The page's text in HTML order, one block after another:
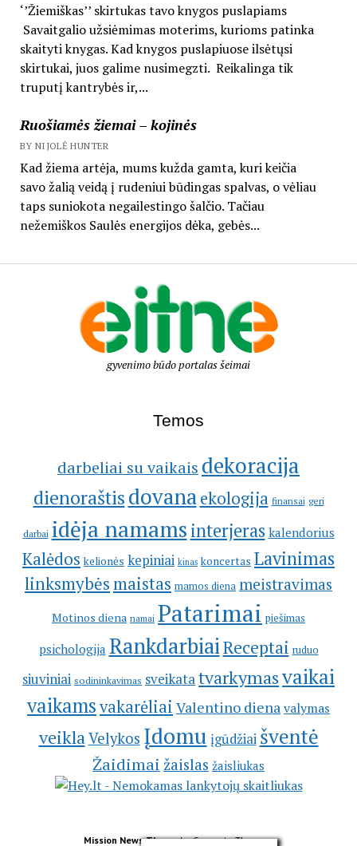
‘’Žiemiškas’’ skirtukas tavo knygos puslapiams
Savaitgalio užsiėmimas moterims, kurioms patinka
skaityti knygas. Kad knygos puslapiuose ilsėtųsi
skirtukai, juos galime nusimegzti. Reikalinga tik
truputį kantrybės ir,...
Ruošiamės žiemai – kojinės
BY NIJOLĖ HUNTER
Kad žiema artėja, mums kužda gamta, kuri keičia
savo žalią veidą į rudeniui būdingas spalvas, o vėliau
taps suniokota negailestingo šalčio. Tačiau
nežemiškos Saulės energijos dėka, gebės...
gyvenimo būdo portalas šeimai
Temos
darbeliai su vaikais dekoracija
dienoraštisdovana ekologija finansai geri
darbai idėja namams interjeras kalendorius
Kalėdos kelionės kepiniai kinas koncertas Lavinimas
linksmybėsmaistas mamos diena meistravimas
Motinos diena namai Patarimai piešimas
psichologija RankdarbiaiReceptai ruduo
siuviniai sodininkavimas sveikatatvarkymasvaikai
vaikamsvakarėliai Valentino diena valymas
veikla Velykos Įdomu įgūdžiai šventė
Žaidimai žaislas žaisliukas
Mission News Themeby Compete Themes.